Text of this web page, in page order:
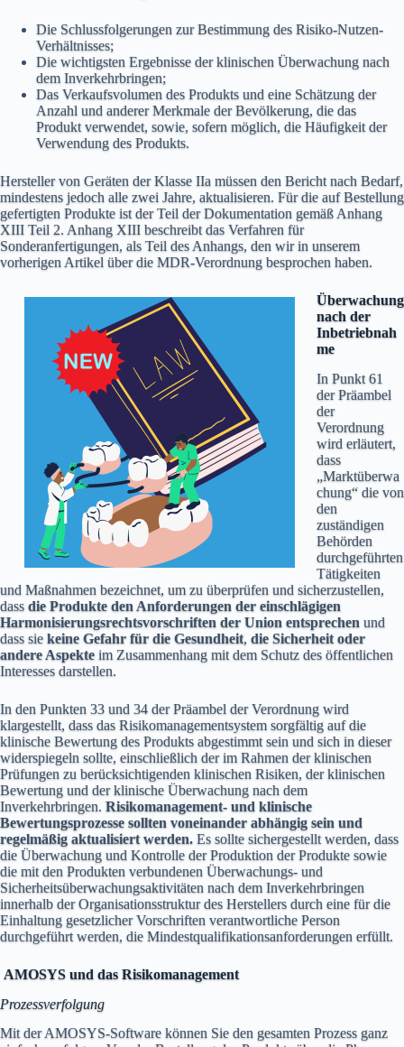
Die Schlussfolgerungen zur Bestimmung des Risiko-Nutzen-
Verhältnisses;
Die wichtigsten Ergebnisse der klinischen Überwachung nach
dem Inverkehrbringen;
Das Verkaufsvolumen des Produkts und eine Schätzung der
Anzahl und anderer Merkmale der Bevölkerung, die das
Produkt verwendet, sowie, sofern möglich, die Häufigkeit der
Verwendung des Produkts.
Hersteller von Geräten der Klasse IIa müssen den Bericht nach Bedarf,
mindestens jedoch alle zwei Jahre, aktualisieren. Für die auf Bestellung
gefertigten Produkte ist der Teil der Dokumentation gemäß Anhang
XIII Teil 2. Anhang XIII beschreibt das Verfahren für
Sonderanfertigungen, als Teil des Anhangs, den wir in unserem
vorherigen Artikel über die MDR-Verordnung besprochen haben.
Überwachung
nach der
Inbetriebnah
me
In Punkt 61
der Präambel
der
Verordnung
wird erläutert,
dass
„Marktüberwa
chung“ die von
den
zuständigen
Behörden
durchgeführten
Tätigkeiten
und Maßnahmen bezeichnet, um zu überprüfen und sicherzustellen,
dass die Produkte den Anforderungen der einschlägigen
Harmonisierungsrechtsvorschriften der Union entsprechen und
dass sie keine Gefahr für die Gesundheit, die Sicherheit oder
andere Aspekte im Zusammenhang mit dem Schutz des öffentlichen
Interesses darstellen.
In den Punkten 33 und 34 der Präambel der Verordnung wird
klargestellt, dass das Risikomanagementsystem sorgfältig auf die
klinische Bewertung des Produkts abgestimmt sein und sich in dieser
widerspiegeln sollte, einschließlich der im Rahmen der klinischen
Prüfungen zu berücksichtigenden klinischen Risiken, der klinischen
Bewertung und der klinische Überwachung nach dem
Inverkehrbringen. Risikomanagement- und klinische
Bewertungsprozesse sollten voneinander abhängig sein und
regelmäßig aktualisiert werden. Es sollte sichergestellt werden, dass
die Überwachung und Kontrolle der Produktion der Produkte sowie
die mit den Produkten verbundenen Überwachungs- und
Sicherheitsüberwachungsaktivitäten nach dem Inverkehrbringen
innerhalb der Organisationsstruktur des Herstellers durch eine für die
Einhaltung gesetzlicher Vorschriften verantwortliche Person
durchgeführt werden, die Mindestqualifikationsanforderungen erfüllt.
AMOSYS und das Risikomanagement
Prozessverfolgung
Mit der AMOSYS-Software können Sie den gesamten Prozess ganz